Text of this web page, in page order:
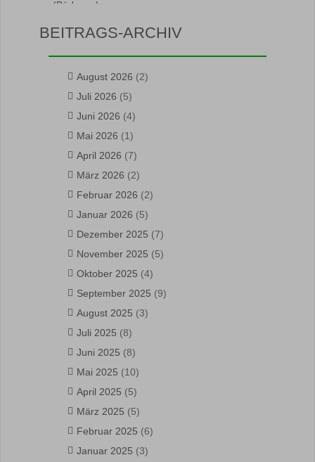
BEITRAGS-ARCHIV
August 2026 (2)
Juli 2026 (5)
Juni 2026 (4)
Mai 2026 (1)
April 2026 (7)
März 2026 (2)
Februar 2026 (2)
Januar 2026 (5)
Dezember 2025 (7)
November 2025 (5)
Oktober 2025 (4)
September 2025 (9)
August 2025 (3)
Juli 2025 (8)
Juni 2025 (8)
Mai 2025 (10)
April 2025 (5)
März 2025 (5)
Februar 2025 (6)
Januar 2025 (3)